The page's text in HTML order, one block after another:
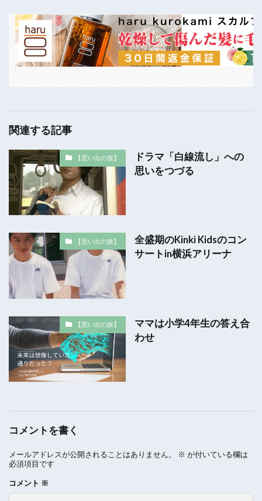
関連する記事
【思い出の旅】
ドラマ「白線流し」への
思いをつづる
【思い出の旅】
全盛期のKinki Kidsのコン
サートin横浜アリーナ
【思い出の旅】
ママは小学4年生の答え合
わせ
コメントを書く
メールアドレスが公開されることはありません。 ※ が付いている欄は
必須項目です
コメント ※